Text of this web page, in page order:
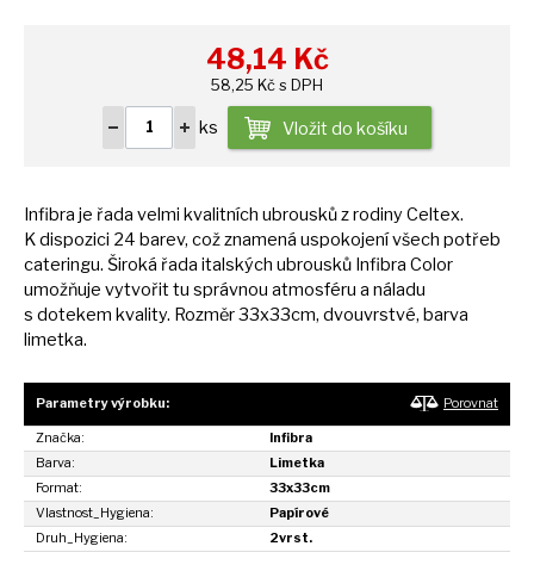
48,14 Kč
58,25 Kč s DPH
ks Vložit do košíku
Infibra je řada velmi kvalitních ubrouskůzrodiny Celtex.
Kdispozici 24 barev, což znamená uspokojení všech potřeb
cateringu. Široká řada italských ubrousků Infibra Color
umožňuje vytvořittu správnou atmosféru a náladu
s dotekem kvality. Rozměr 33x33cm, dvouvrstvé, barva
limetka.
Parametry výrobku: Porovnat
Značka:
Infibra
Barva:
Limetka
Format:
33x33cm
Vlastnost_Hygiena:
Papírové
Druh_Hygiena:
2vrst.